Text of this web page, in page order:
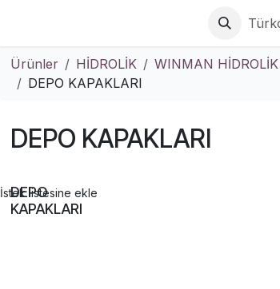
Ürünler HİDROLİK
WINMAN
DEPO KAPAKLARI
DEPO KAPAKLARI
DEPO
KAPAKLARI
İstek listesine ekle